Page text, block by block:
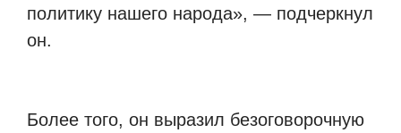
политику нашего народа», — подчеркнул
он.
Более того, он выразил безоговорочную